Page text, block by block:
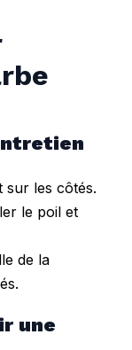
les côtés.
le poil et
de la
une